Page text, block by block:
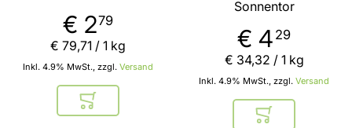
€ 279
Inkl. 4.9% MwSt., zzgl. Versand
€ 79,71 / 1 kg
In den Warenkorb
Sonnentor
€ 4 29
Inkl. 4.9% MwSt., zzgl. Versand
€ 34,32 / 1 kg
In den